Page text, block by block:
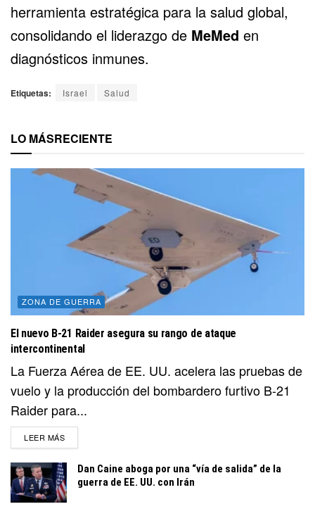
herramienta estratégica para la salud global,
consolidando el liderazgo de MeMed en
diagnósticos inmunes.
Etiquetas: Israel Salud
LO MÁSRECIENTE
ZONA DE GUERRA
El nuevo B-21 Raider asegura su rango de ataque
intercontinental
La Fuerza Aérea de EE. UU. acelera las pruebas de
vuelo y la producción del bombardero furtivo B-21
Raider para...
LEER MÁSDETAILS
Dan Caine aboga por una “vía de salida” de la
guerra de EE. UU. con Irán